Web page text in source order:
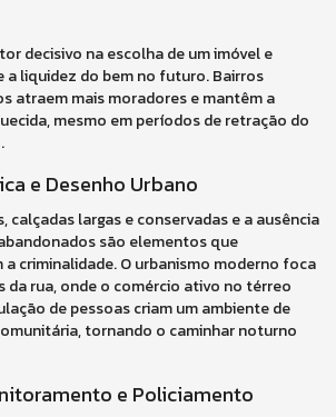
decisivo na escolha de um imóvel e
liquidez do bem no futuro. Bairros
atraem mais moradores e mantêm a
mesmo em períodos de retração do
e Desenho Urbano
calçadas largas e conservadas e a ausência
são elementos que
criminalidade. O urbanismo moderno foca
da rua, onde o comércio ativo no térreo
de pessoas criam um ambiente de
tornando o caminhar noturno
e Policiamento